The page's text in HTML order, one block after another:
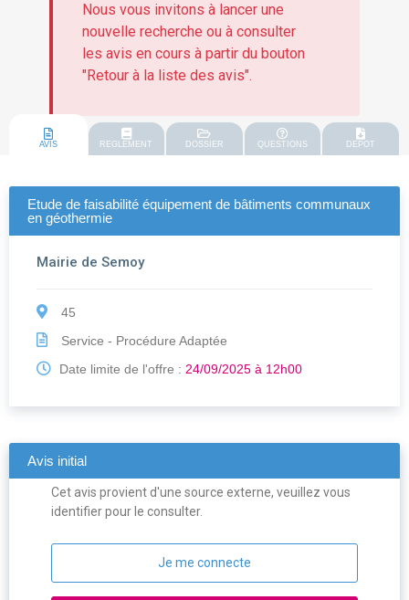
Nous vous invitons à lancer une
nouvelle recherche ou à consulter
les avis en cours à partir du bouton
"Retour à la liste des avis".
AVIS REGLEMENT DOSSIER QUESTIONS DEPOT
Etude de faisabilité équipement de bâtiments communaux
en géothermie
Mairie de Semoy
45
Service - Procédure Adaptée
Date limite de l'offre : 24/09/2025 à 12h00
Avis initial
Cet avis provient d'une source externe, veuillez vous
identifier pour le consulter.
Je me connecte